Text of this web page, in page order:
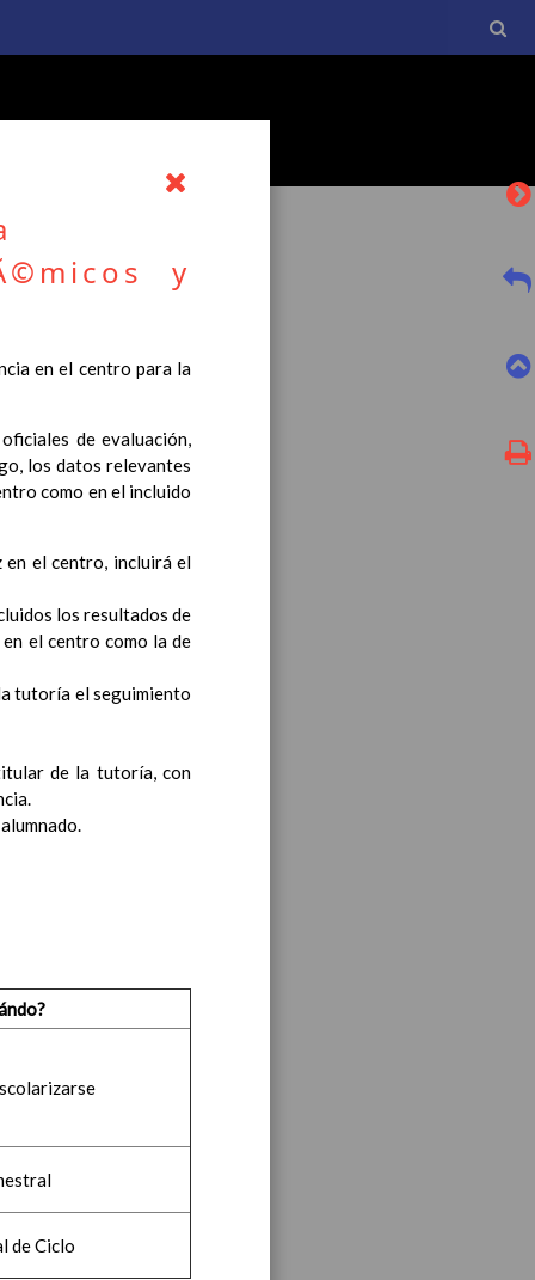
currículo básico de la
a esta normativa, el
transversal en las
y
en el centro para la
de evaluación,
los datos relevantes
como en el incluido
en el centro, incluirá el
los resultados de
el centro como la de
tutoría el seguimiento
de la tutoría, con
de Ciclo